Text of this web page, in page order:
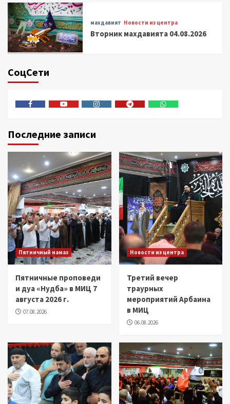
махдавият Новости из центра
Вторник махдавията 04.08.2026
СоцСети
Последние записи
Пятничный намаз
Пятничные проповеди
и дуа «Нудба» в МИЦ 7
августа 2026 г.
07.08.2026
Новости из центра
Третий вечер
траурных
мероприятий Арбаина
в МИЦ
06.08.2026